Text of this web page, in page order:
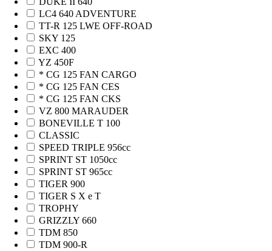
LC4 640 ADVENTURE
TT-R 125 LWE OFF-ROAD
SKY 125
EXC 400
YZ 450F
* CG 125 FAN CARGO
* CG 125 FAN CES
* CG 125 FAN CKS
VZ 800 MARAUDER
BONEVILLE T 100
CLASSIC
SPEED TRIPLE 956cc
SPRINT ST 1050cc
SPRINT ST 965cc
TIGER 900
TIGER S X e T
TROPHY
GRIZZLY 660
TDM 850
TDM 900-R